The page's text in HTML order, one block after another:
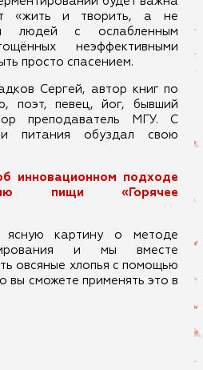
«жить и творить, а не
людей с ослабленным
неэффективными
просто спасением.
Сергей, автор книг по
поэт, певец, йог, бывший
преподаватель МГУ. С
питания обуздал свою
инновационном подходе
пищи «Горячее
картину о методе
и мы вместе
овсяные хлопья с помощью
вы сможете применять это в